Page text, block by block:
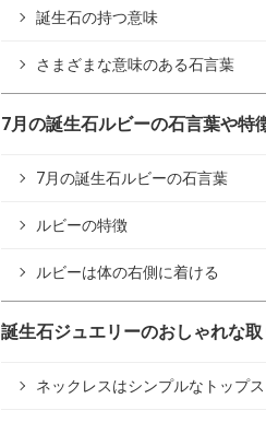
誕生石の持つ意味
さまざまな意味のある石言葉
7月の誕生石ルビーの石言葉や特
7月の誕生石ルビーの石言葉
ルビーの特徴
ルビーは体の右側に着ける
誕生石ジュエリーのおしゃれな
ネックレスはシンプルなトップ